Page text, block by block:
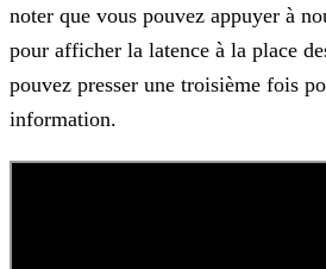
noter que vous pouvez appuyer à
pour afficher la latence à la place
pouvez presser une troisième fois
information.